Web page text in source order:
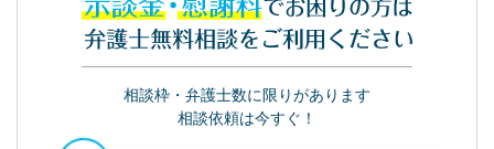
示談金・慰謝料でお困りの方は
弁護士無料相談をご利用ください
相談枠・弁護士数に限りがあります
相談依頼は今すぐ！